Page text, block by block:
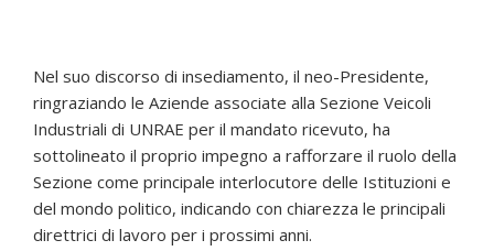
Nel suo discorso di insediamento, il neo-Presidente,
ringraziando le Aziende associate alla Sezione Veicoli
Industriali di UNRAE per il mandato ricevuto, ha
sottolineato il proprio impegno a rafforzare il ruolo della
Sezione come principale interlocutore delle Istituzioni e
del mondo politico, indicando con chiarezza le principali
direttrici di lavoro per i prossimi anni.